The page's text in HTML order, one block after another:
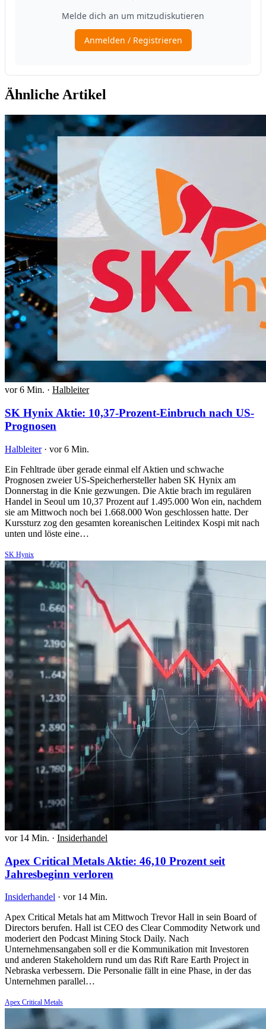
Ähnliche Artikel
vor 6 Min. · Halbleiter
SK Hynix Aktie: 10,37-Prozent-Einbruch nach US-
Prognosen
Halbleiter · vor 6 Min.
Ein Fehltrade über gerade einmal elf Aktien und schwache
Prognosen zweier US-Speicherhersteller haben SK Hynix am
Donnerstag in die Knie gezwungen. Die Aktie brach im regulären
Handel in Seoul um 10,37 Prozent auf 1.495.000 Won ein, nachdem
sie am Mittwoch noch bei 1.668.000 Won geschlossen hatte. Der
Kurssturz zog den gesamten koreanischen Leitindex Kospi mit nach
unten und löste eine…
SK Hynix
vor 14 Min. · Insiderhandel
Apex Critical Metals Aktie: 46,10 Prozent seit
Jahresbeginn verloren
Insiderhandel · vor 14 Min.
Apex Critical Metals hat am Mittwoch Trevor Hall in sein Board of
Directors berufen. Hall ist CEO des Clear Commodity Network und
moderiert den Podcast Mining Stock Daily. Nach
Unternehmensangaben soll er die Kommunikation mit Investoren
und anderen Stakeholdern rund um das Rift Rare Earth Project in
Nebraska verbessern. Die Personalie fällt in eine Phase, in der das
Unternehmen parallel…
Apex Critical Metals